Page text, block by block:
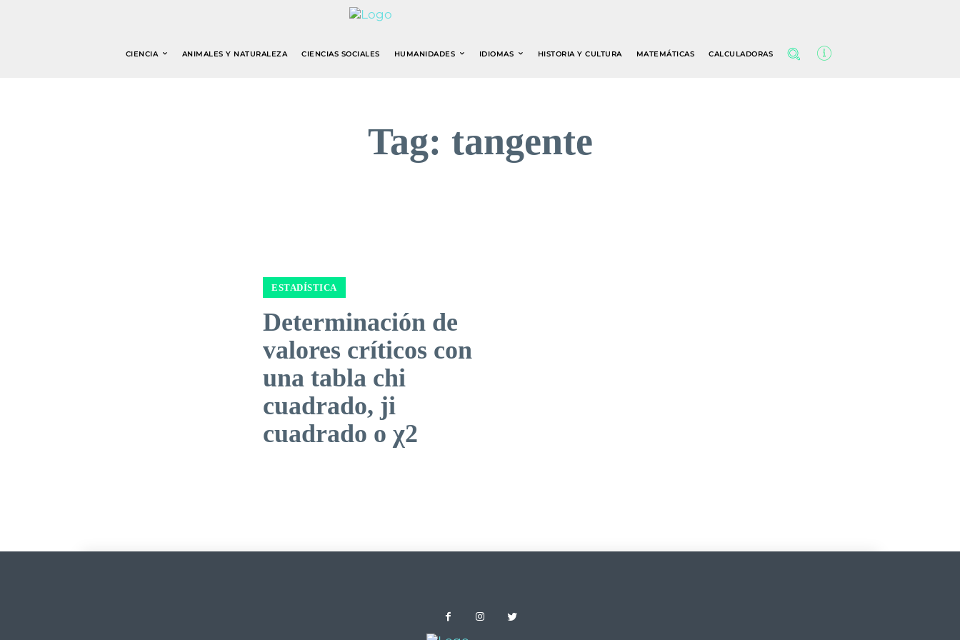
CIENCIA ANIMALES Y NATURALEZA CIENCIAS SOCIALES HUMANIDADES IDIOMAS HISTORIA Y CULTURA MATEMÁTICAS CALCULADORAS
Tag: tangente
ESTADÍSTICA
Determinación de
valores críticos con
una tabla chi
cuadrado, ji
cuadrado o χ2